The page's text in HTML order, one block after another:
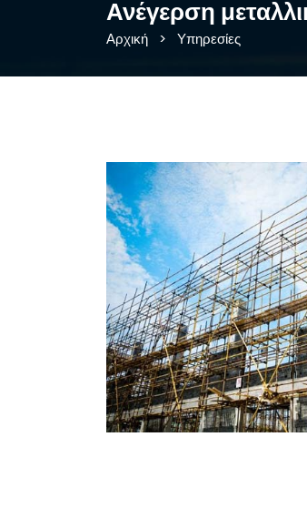
Ανέγερση
Αρχική > Υπηρεσίες